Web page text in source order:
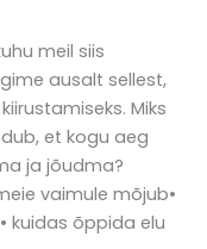
meil siis
ausalt sellest,
Miks
et kogu aeg
ja jõudma?
vaimule mõjub•
kuidas õppida elu